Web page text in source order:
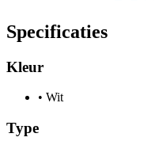
Specificaties
Kleur
• Wit
Type